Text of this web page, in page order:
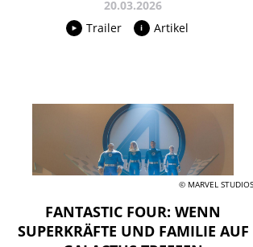
20.03.2026
Trailer
Artikel
© MARVEL STUDIOS
FANTASTIC FOUR: WENN
SUPERKRÄFTE UND FAMILIE AUF